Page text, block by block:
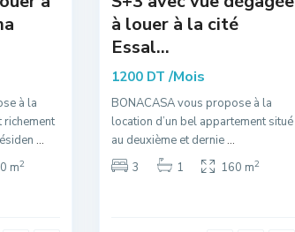
à la
richement
...
m2
à louer à la cité
Essal...
1200 DT/Mois
BONACASA vous propose à la
location d’un bel appartement situé
au deuxième et dernie...
3
1 160 m2